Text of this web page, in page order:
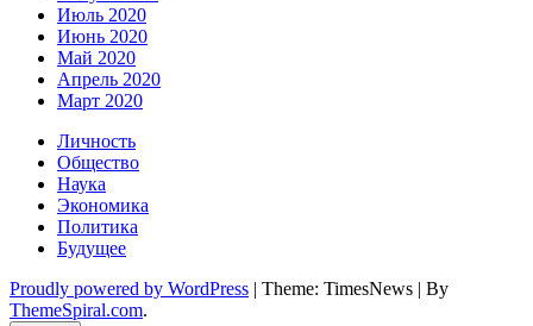
Июль 2020
Июнь 2020
Май 2020
Апрель 2020
Март 2020
Личность
Общество
Наука
Экономика
Политика
Будущее
Proudly powered by WordPress | Theme: TimesNews | By
ThemeSpiral.com.